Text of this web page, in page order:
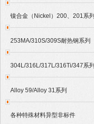
镍合金（Nickel）200、201系列
253MA/310S/309S耐热钢系列
304L/316L/317L/316Ti/347系列
Alloy 59/Alloy 31系列
各种特殊材料异型非标件